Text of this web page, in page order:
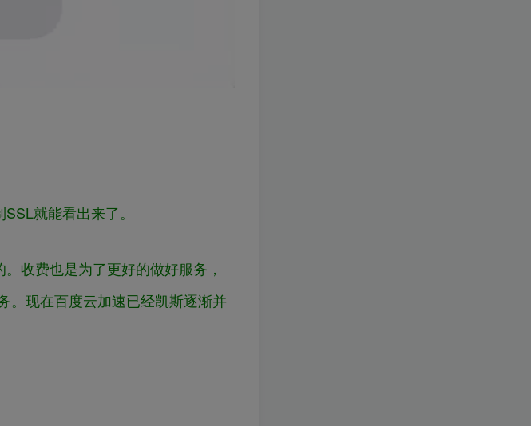
就能看出来了。
收费也是为了更好的做好服务，
。现在百度云加速已经凯斯逐渐并